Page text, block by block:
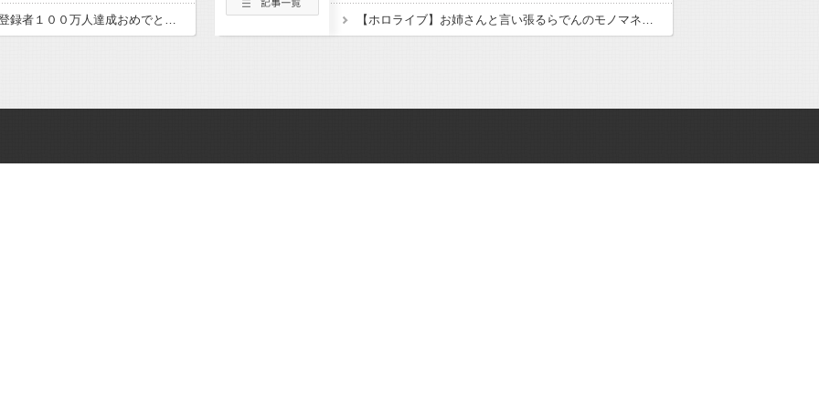
【ホロライブ】ルイ、登録者１００万人達成おめでとう！！ 【ホロライブ】お姉さんと言い張るらでんのモノマネが似てるラプ様